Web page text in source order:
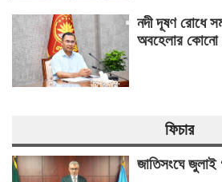
নদী দূষণ রোধে
অবহেলার কোনো
ফিচার
জাতিসংঘে